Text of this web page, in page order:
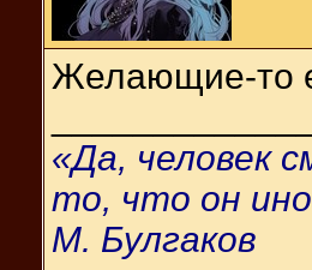
Желающие-то
«Да, человек
то, что он
М. Булгаков